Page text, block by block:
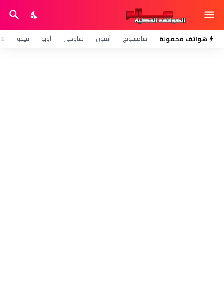
هواتف محمولة سامسونج آيفون شاومي أوبو فيفو